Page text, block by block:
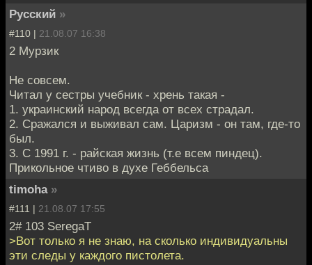
Русский »
#110 | 21.08.07 16:38
2 Мурзик
Не совсем.
Читал у сестры учебник - хрень такая -
1. украинский народ всегда от всех страдал.
2. Сражался и выживал сам. Царизм - он там, где-то
был.
3. С 1991 г. - райская жизнь (т.е всем пиндец).
Прикольное чтиво в духе Геббельса
timoha »
#111 | 21.08.07 17:55
2# 103 SeregaT
>Вот только я не знаю, на сколько индивидуальны
эти следы у каждого пистолета.